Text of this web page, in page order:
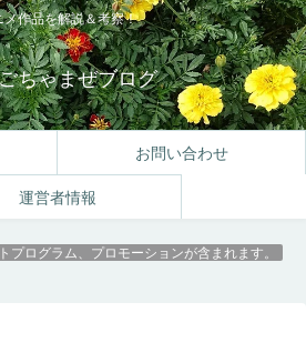
メ作品を解説＆考察！
ちゃまぜブログ
お問い合わせ
運営者情報
ログラム、プロモーションが含まれます。